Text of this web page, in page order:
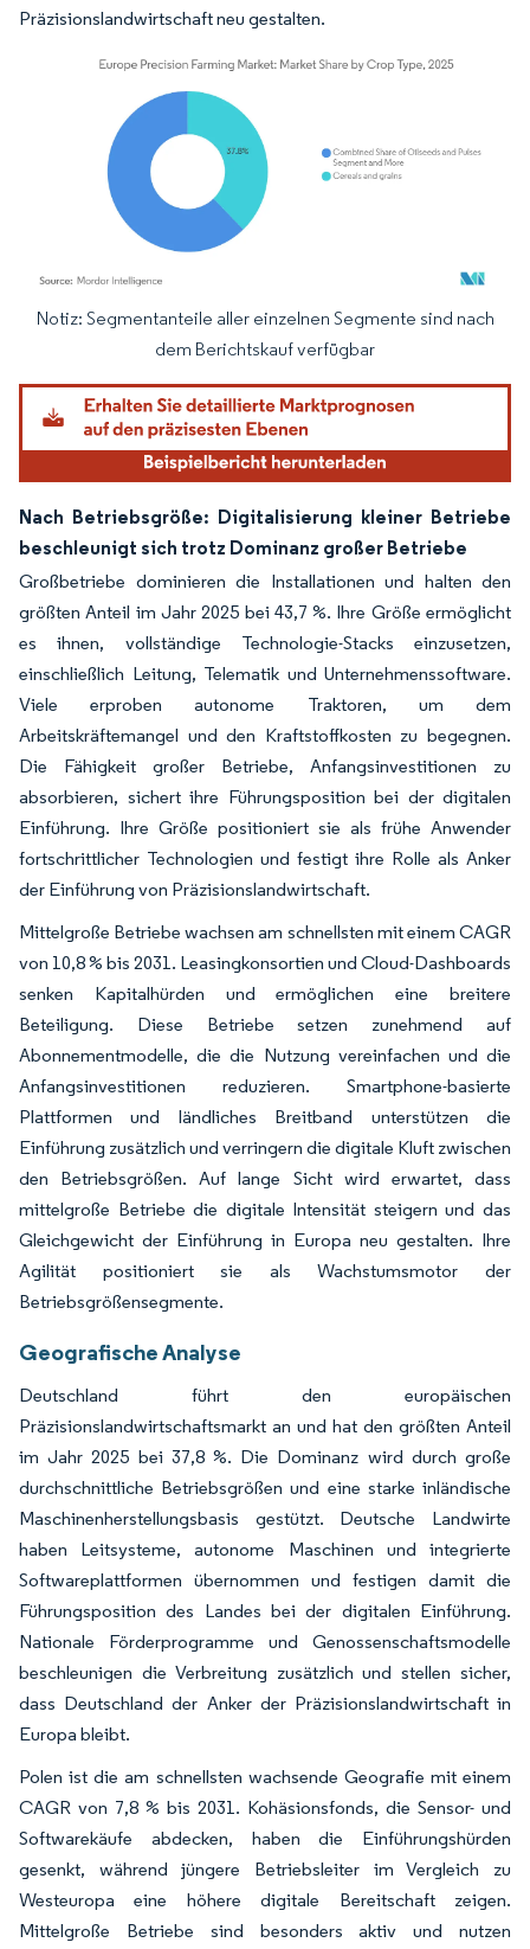
Präzisionslandwirtschaft neu gestalten.
Bild © Mordor Intelligence. Wiederverwendung erfordert Namensnennung
Notiz: Segmentanteile aller einzelnen Segmente sind nach
dem Berichtskauf verfügbar
Nach Betriebsgröße: Digitalisierung kleiner Betriebe
beschleunigt sich trotz Dominanz großer Betriebe
Großbetriebe dominieren die Installationen und halten den
größten Anteil im Jahr 2025 bei 43,7 %. Ihre Größe ermöglicht
es ihnen, vollständige Technologie-Stacks einzusetzen,
einschließlich Leitung, Telematik und Unternehmenssoftware.
Viele erproben autonome Traktoren, um dem
Arbeitskräftemangel und den Kraftstoffkosten zu begegnen.
Die Fähigkeit großer Betriebe, Anfangsinvestitionen zu
absorbieren, sichert ihre Führungsposition bei der digitalen
Einführung. Ihre Größe positioniert sie als frühe Anwender
fortschrittlicher Technologien und festigt ihre Rolle als Anker
der Einführung von Präzisionslandwirtschaft.
Mittelgroße Betriebe wachsen am schnellsten mit einem CAGR
von 10,8 % bis 2031. Leasingkonsortien und Cloud-Dashboards
senken Kapitalhürden und ermöglichen eine breitere
Beteiligung. Diese Betriebe setzen zunehmend auf
Abonnementmodelle, die die Nutzung vereinfachen und die
Anfangsinvestitionen reduzieren. Smartphone-basierte
Plattformen und ländliches Breitband unterstützen die
Einführung zusätzlich und verringern die digitale Kluft zwischen
den Betriebsgrößen. Auf lange Sicht wird erwartet, dass
mittelgroße Betriebe die digitale Intensität steigern und das
Gleichgewicht der Einführung in Europa neu gestalten. Ihre
Agilität positioniert sie als Wachstumsmotor der
Betriebsgrößensegmente.
Geografische Analyse
Deutschland führt den europäischen
Präzisionslandwirtschaftsmarkt an und hat den größten Anteil
im Jahr 2025 bei 37,8 %. Die Dominanz wird durch große
durchschnittliche Betriebsgrößen und eine starke inländische
Maschinenherstellungsbasis gestützt. Deutsche Landwirte
haben Leitsysteme, autonome Maschinen und integrierte
Softwareplattformen übernommen und festigen damit die
Führungsposition des Landes bei der digitalen Einführung.
Nationale Förderprogramme und Genossenschaftsmodelle
beschleunigen die Verbreitung zusätzlich und stellen sicher,
dass Deutschland der Anker der Präzisionslandwirtschaft in
Europa bleibt.
Polen ist die am schnellsten wachsende Geografie mit einem
CAGR von 7,8 % bis 2031. Kohäsionsfonds, die Sensor- und
Softwarekäufe abdecken, haben die Einführungshürden
gesenkt, während jüngere Betriebsleiter im Vergleich zu
Westeuropa eine höhere digitale Bereitschaft zeigen.
Mittelgroße Betriebe sind besonders aktiv und nutzen